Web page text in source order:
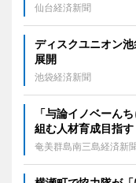
仙台経済新聞
ディスクユニオン
展開
池袋経済新聞
「与論イノベーん
組む人材育成目指す
奄美群島南三島経済新